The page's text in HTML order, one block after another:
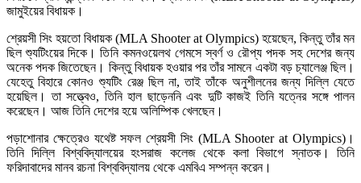
জামুইয়ের বিধায়ক।
শ্রেয়সী সিং হয়তো বিধায়ক (MLA Shooter at Olympics) হয়েছেন, কিন্তু তাঁর মন
ছিল শ্যুটিংয়ের দিকে। তিনি কমনওয়েলথ গেমসে স্বর্ণ ও রৌপ্য পদক সহ দেশের জন্য
অনেক পদক জিতেছেন। কিন্তু বিধায়ক হওয়ার পর তাঁর সামনে একটা বড় চ্যালেঞ্জ ছিল।
যেহেতু বিহারে কোনও শ্যুটিং রেঞ্জ ছিল না, তাই তাঁকে অনুশীলনের জন্য দিল্লি যেতে
হয়েছিল। তা সত্ত্বেও, তিনি হাল ছাড়েননি এবং দুটি কাজই তিনি যত্নের সঙ্গে পালন
করেছেন। আজ তিনি দেশের হয়ে অলিম্পিক খেলছেন।
পড়াশোনার ক্ষেত্রেও যথেষ্ট সফল শ্রেয়সী সিং (MLA Shooter at Olympics)।
তিনি দিল্লি বিশ্ববিদ্যালয়ের হংসরাজ কলেজ থেকে কলা বিভাগে স্নাতক। তিনি
ফরিদাবাদের মানব রচনা বিশ্ববিদ্যালয় থেকে এমবিএ সম্পন্ন করেন।